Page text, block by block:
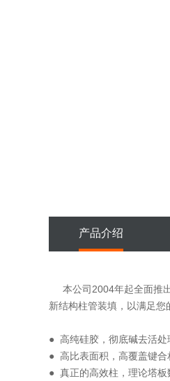
产品介绍
本公司2004年起全面推出
新结构柱管装填，以满足您的
● 高纯硅胶，彻底碱去活处
● 高比表面积，高覆盖键合
● 真正的高效柱，理论塔